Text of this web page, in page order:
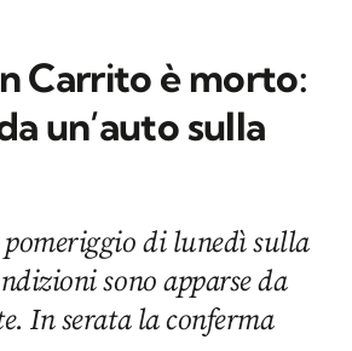
Carrito è morto:
un’auto sulla
di lunedì sulla
sono apparse da
In serata la conferma